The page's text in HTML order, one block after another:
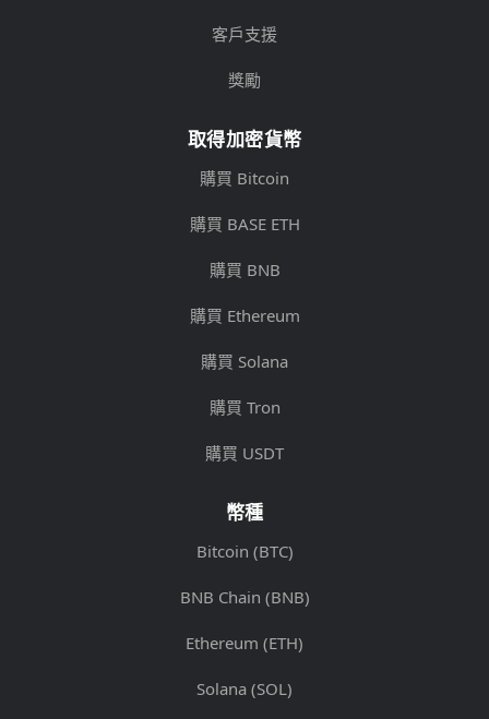
客戶支援
獎勵
取得加密貨幣
購買 Bitcoin
購買 BASE ETH
購買 BNB
購買 Ethereum
購買 Solana
購買 Tron
購買 USDT
幣種
Bitcoin (BTC)
BNB Chain (BNB)
Ethereum (ETH)
Solana (SOL)